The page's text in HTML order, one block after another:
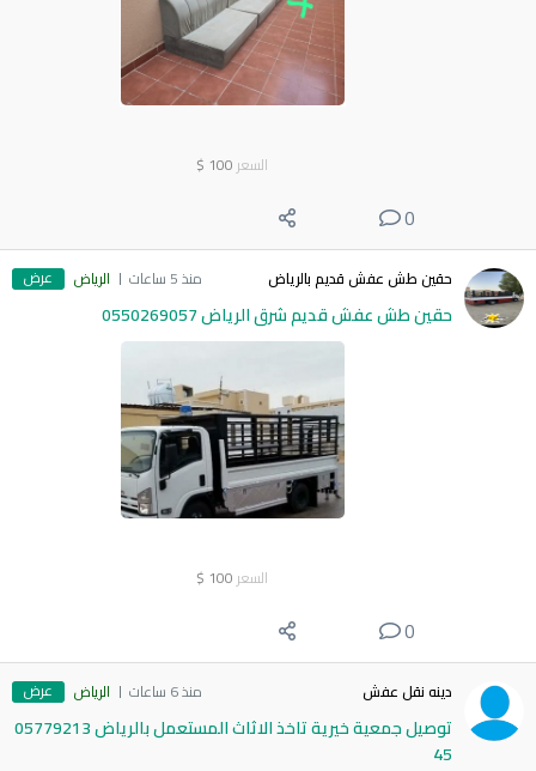
السعر 100
$
0
حقين طش عفش قديم بالرياض منذ 5 ساعات الرياض عرض
حقين طش عفش قديم شرق الرياض 0550269057
السعر 100
$
0
دينه نقل عفش منذ 6 ساعات الرياض عرض
توصيل جمعية خيرية تاخذ الاثاث المستعمل بالرياض 05779213
45